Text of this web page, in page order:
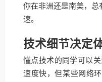
你在非洲还是南美，
速。
技术细节决定
懂点技术的同学可以关
速度快，但某些网络